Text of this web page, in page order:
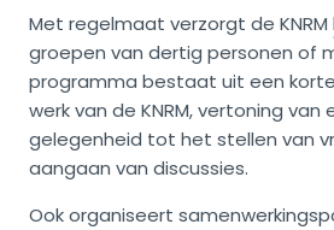
Met regelmaat verzorgt de KNRM
groepen van dertig personen of
programma bestaat uit een
werk van de KNRM, vertoning van
gelegenheid tot het stellen van
aangaan van discussies.
Ook organiseert